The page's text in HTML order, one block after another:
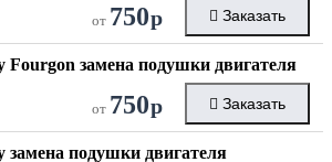
от 750р Заказать
Fourgon замена подушки двигателя
от 750р Заказать
замена подушки двигателя